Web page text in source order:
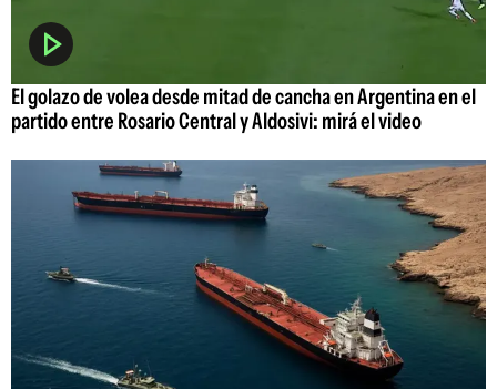
El golazo de volea desde mitad de cancha en Argentina en el
partido entre Rosario Central y Aldosivi: mirá el video